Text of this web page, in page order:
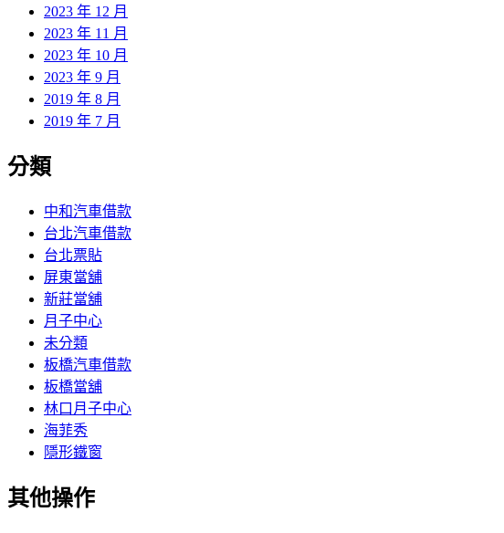
2023 年 12 月
2023 年 11 月
2023 年 10 月
2023 年 9 月
2019 年 8 月
2019 年 7 月
分類
中和汽車借款
台北汽車借款
台北票貼
屏東當舖
新莊當舖
月子中心
未分類
板橋汽車借款
板橋當舖
林口月子中心
海菲秀
隱形鐵窗
其他操作